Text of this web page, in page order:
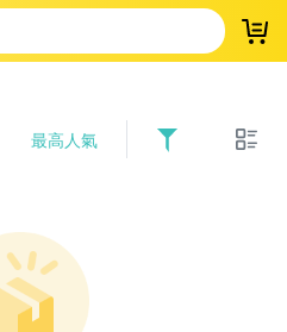
登
最高人氣